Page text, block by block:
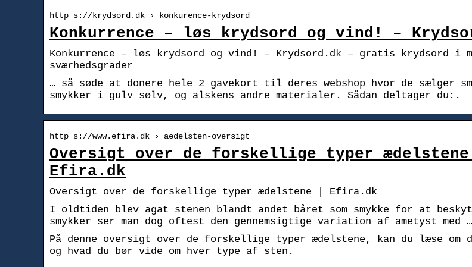
http s://krydsord.dk › konkurence-krydsord
Konkurrence – løs krydsord og vind! –
Konkurrence – løs krydsord og vind! – Krydsord.dk – gratis krydsord i
sværhedsgrader
… så søde at donere hele 2 gavekort til deres webshop hvor de sælger
smykker i gulv sølv, og alskens andre materialer. Sådan deltager du:.
http s://www.efira.dk › aedelsten-oversigt
Oversigt over de forskellige typer
Efira.dk
Oversigt over de forskellige typer ædelstene | Efira.dk
I oldtiden blev agat stenen blandt andet båret som smykke for at
smykker ser man dog oftest den gennemsigtige variation af ametyst med …
På denne oversigt over de forskellige typer ædelstene, kan du læse om
og hvad du bør vide om hver type af sten.